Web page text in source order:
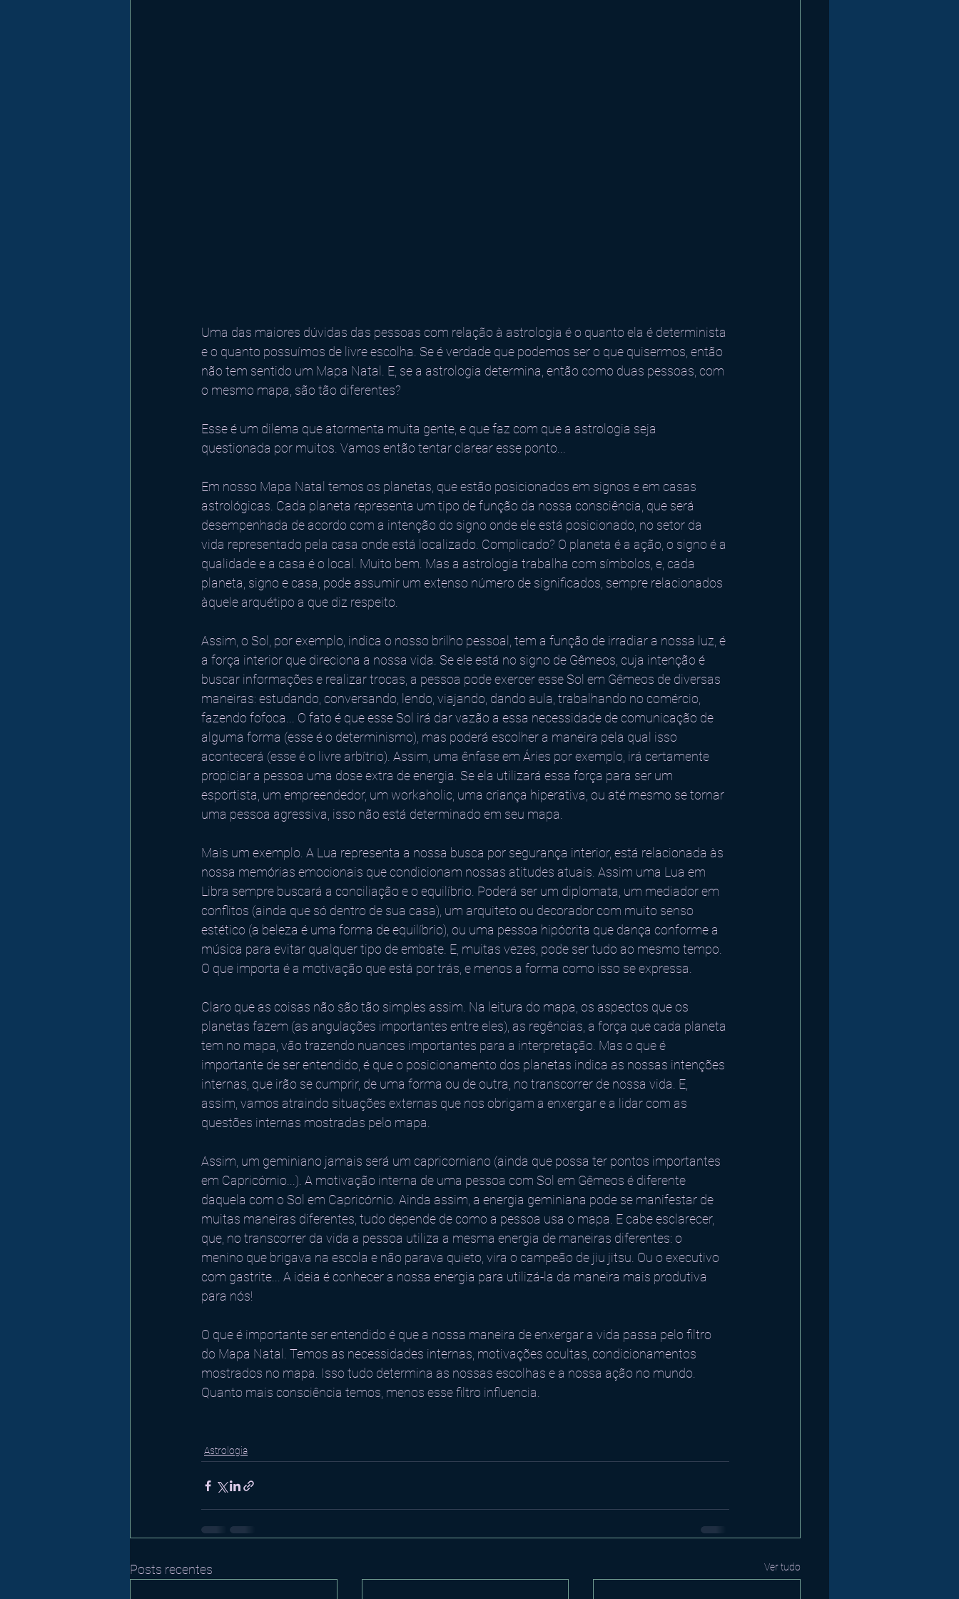
Uma das maiores dúvidas das pessoas com relação à astrologia é o quanto ela é determinista
e o quanto possuímos de livre escolha. Se é verdade que podemos ser o que quisermos, então
não tem sentido um Mapa Natal. E, se a astrologia determina, então como duas pessoas, com
o mesmo mapa, são tão diferentes?
Esse é um dilema que atormenta muita gente, e que faz com que a astrologia seja
questionada por muitos. Vamos então tentar clarear esse ponto...
Em nosso Mapa Natal temos os planetas, que estão posicionados em signos e em casas
astrológicas. Cada planeta representa um tipo de função da nossa consciência, que será
desempenhada de acordo com a intenção do signo onde ele está posicionado, no setor da
vida representado pela casa onde está localizado. Complicado? O planeta é a ação, o signo é a
qualidade e a casa é o local. Muito bem. Mas a astrologia trabalha com símbolos, e, cada
planeta, signo e casa, pode assumir um extenso número de significados, sempre relacionados
àquele arquétipo a que diz respeito.
Assim, o Sol, por exemplo, indica o nosso brilho pessoal, tem a função de irradiar a nossa luz, é
a força interior que direciona a nossa vida. Se ele está no signo de Gêmeos, cuja intenção é
buscar informações e realizar trocas, a pessoa pode exercer esse Sol em Gêmeos de diversas
maneiras: estudando, conversando, lendo, viajando, dando aula, trabalhando no comércio,
fazendo fofoca... O fato é que esse Sol irá dar vazão a essa necessidade de comunicação de
alguma forma (esse é o determinismo), mas poderá escolher a maneira pela qual isso
acontecerá (esse é o livre arbítrio). Assim, uma ênfase em Áries por exemplo, irá certamente
propiciar a pessoa uma dose extra de energia. Se ela utilizará essa força para ser um
esportista, um empreendedor, um workaholic, uma criança hiperativa, ou até mesmo se tornar
uma pessoa agressiva, isso não está determinado em seu mapa.
Mais um exemplo. A Lua representa a nossa busca por segurança interior, está relacionada às
nossa memórias emocionais que condicionam nossas atitudes atuais. Assim uma Lua em
Libra sempre buscará a conciliação e o equilíbrio. Poderá ser um diplomata, um mediador em
conflitos (ainda que só dentro de sua casa), um arquiteto ou decorador com muito senso
estético (a beleza é uma forma de equilíbrio), ou uma pessoa hipócrita que dança conforme a
música para evitar qualquer tipo de embate. E, muitas vezes, pode ser tudo ao mesmo tempo.
O que importa é a motivação que está por trás, e menos a forma como isso se expressa.
Claro que as coisas não são tão simples assim. Na leitura do mapa, os aspectos que os
planetas fazem (as angulações importantes entre eles), as regências, a força que cada planeta
tem no mapa, vão trazendo nuances importantes para a interpretação. Mas o que é
importante de ser entendido, é que o posicionamento dos planetas indica as nossas intenções
internas, que irão se cumprir, de uma forma ou de outra, no transcorrer de nossa vida. E,
assim, vamos atraindo situações externas que nos obrigam a enxergar e a lidar com as
questões internas mostradas pelo mapa.
Assim, um geminiano jamais será um capricorniano (ainda que possa ter pontos importantes
em Capricórnio...). A motivação interna de uma pessoa com Sol em Gêmeos é diferente
daquela com o Sol em Capricórnio. Ainda assim, a energia geminiana pode se manifestar de
muitas maneiras diferentes, tudo depende de como a pessoa usa o mapa. E cabe esclarecer,
que, no transcorrer da vida a pessoa utiliza a mesma energia de maneiras diferentes: o
menino que brigava na escola e não parava quieto, vira o campeão de jiu jitsu. Ou o executivo
com gastrite... A ideia é conhecer a nossa energia para utilizá-la da maneira mais produtiva
para nós!
O que é importante ser entendido é que a nossa maneira de enxergar a vida passa pelo filtro
do Mapa Natal. Temos as necessidades internas, motivações ocultas, condicionamentos
mostrados no mapa. Isso tudo determina as nossas escolhas e a nossa ação no mundo.
Quanto mais consciência temos, menos esse filtro influencia.
Astrologia
Posts recentes Ver tudo